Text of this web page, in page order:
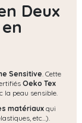
Deux
Sensitive. Cette
Oeko Tex
la peau sensible.
matériaux qui
etc...).